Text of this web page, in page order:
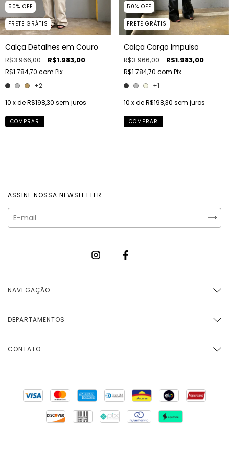
50% OFF
FRETE GRÁTIS
Calça Detalhes em Couro
R$3.966,00 R$1.983,00
R$1.784,70 com Pix
+2
10 x deR$198,30 sem juros
COMPRAR
50% OFF
FRETE GRÁTIS
Calça Cargo Impulso
R$3.966,00 R$1.983,00
R$1.784,70 com Pix
+1
10 x deR$198,30 sem juros
COMPRAR
ASSINE NOSSA NEWSLETTER
NAVEGAÇÃO
DEPARTAMENTOS
CONTATO